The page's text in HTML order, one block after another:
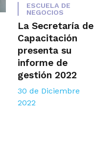
ESCUELA DE
NEGOCIOS
La Secretaría de
Capacitación
presenta su
informe de
gestión 2022
30 de Diciembre
2022